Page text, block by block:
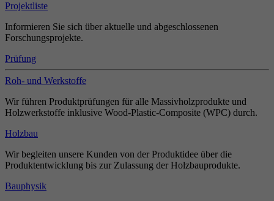
Projektliste
Informieren Sie sich über aktuelle und abgeschlossenen
Forschungsprojekte.
Prüfung
Roh- und Werkstoffe
Wir führen Produktprüfungen für alle Massivholzprodukte und
Holzwerkstoffe inklusive Wood-Plastic-Composite (WPC) durch.
Holzbau
Wir begleiten unsere Kunden von der Produktidee über die
Produktentwicklung bis zur Zulassung der Holzbauprodukte.
Bauphysik